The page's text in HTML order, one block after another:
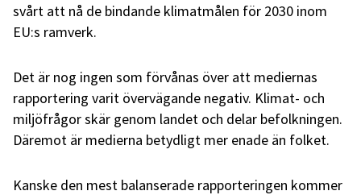
svårt att nå de bindande klimatmålen för 2030 inom
EU:s ramverk.
Det är nog ingen som förvånas över att mediernas
rapportering varit övervägande negativ. Klimat- och
miljöfrågor skär genom landet och delar befolkningen.
Däremot är medierna betydligt mer enade än folket.
Kanske den mest balanserade rapporteringen kommer